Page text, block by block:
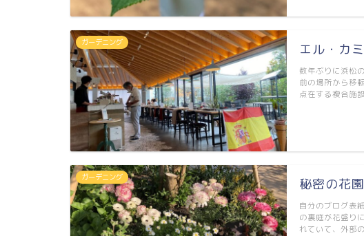
ガーデニング エル・カ
数年ぶりに浜松
前の場所から移
点在する複合施
ガーデニング 秘密の花
自分のブログ表
の裏庭が花盛り
れていて、外部